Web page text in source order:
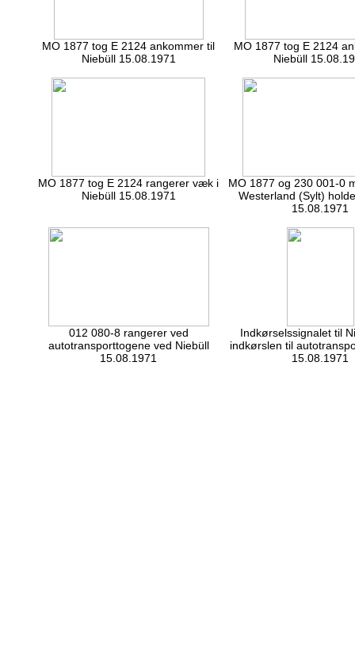
MO 1877 tog E 2124 ankommer til
Niebüll 15.08.1971
MO 1877 tog E 2124
Niebüll
MO 1877 tog E 2124 rangerer væk i
Niebüll 15.08.1971
MO 1877 og 230 001-0
Westerland (Sylt)
15.08.1971
012 080-8 rangerer ved
autotransporttogene ved Niebüll
15.08.1971
Indkørselssignalet til
indkørslen til
15.08.1971